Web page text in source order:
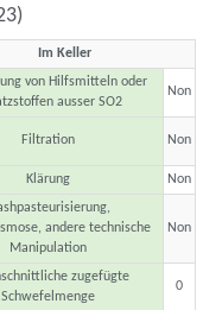
Im Keller
von Hilfsmitteln oder
ausser SO2
Non
Filtration Non
Klärung Non
andere technische
Manipulation
Non
zugefügte
Schwefelmenge
0